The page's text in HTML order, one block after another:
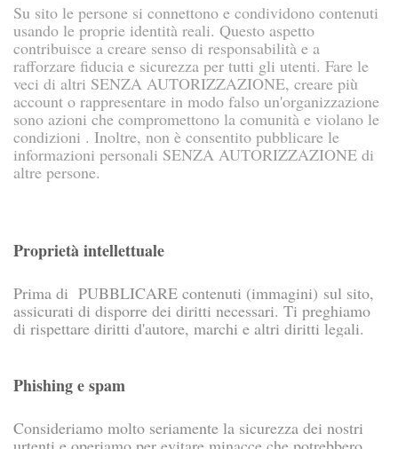
Su sito le persone si connettono e condividono contenuti
usando le proprie identità reali. Questo aspetto
contribuisce a creare senso di responsabilità e a
rafforzare fiducia e sicurezza per tutti gli utenti. Fare le
veci di altri SENZA AUTORIZZAZIONE, creare più
account o rappresentare in modo falso un'organizzazione
sono azioni che compromettono la comunità e violano le
condizioni . Inoltre, non è consentito pubblicare le
informazioni personali SENZA AUTORIZZAZIONE di
altre persone.
Proprietà intellettuale
Prima di PUBBLICARE contenuti (immagini) sul sito,
assicurati di disporre dei diritti necessari. Ti preghiamo
di rispettare diritti d'autore, marchi e altri diritti legali.
Phishing e spam
Consideriamo molto seriamente la sicurezza dei nostri